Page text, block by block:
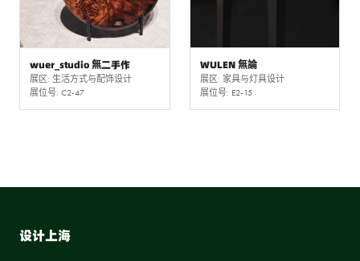
wuer_studio 無二手作
展区: 生活方式与配饰设计
展位号: C2-47
WULEN 無論
展区: 家具与灯具设计
展位号: E2-15
设计上海